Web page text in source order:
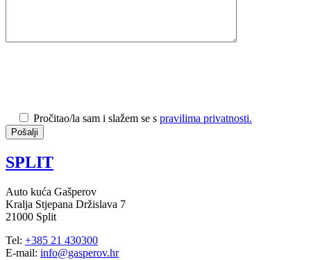
Pročitao/la sam i slažem se s pravilima privatnosti.
SPLIT
Auto kuća Gašperov
Kralja Stjepana Držislava 7
21000 Split
Tel: +385 21 430300
E-mail: info@gasperov.hr